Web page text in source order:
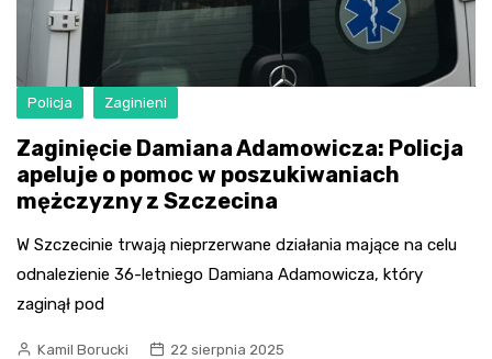
Policja Zaginieni
Zaginięcie Damiana Adamowicza: Policja
apeluje o pomoc w poszukiwaniach
mężczyzny z Szczecina
W Szczecinie trwają nieprzerwane działania mające na celu
odnalezienie 36-letniego Damiana Adamowicza, który
zaginął pod
Kamil Borucki 22 sierpnia 2025